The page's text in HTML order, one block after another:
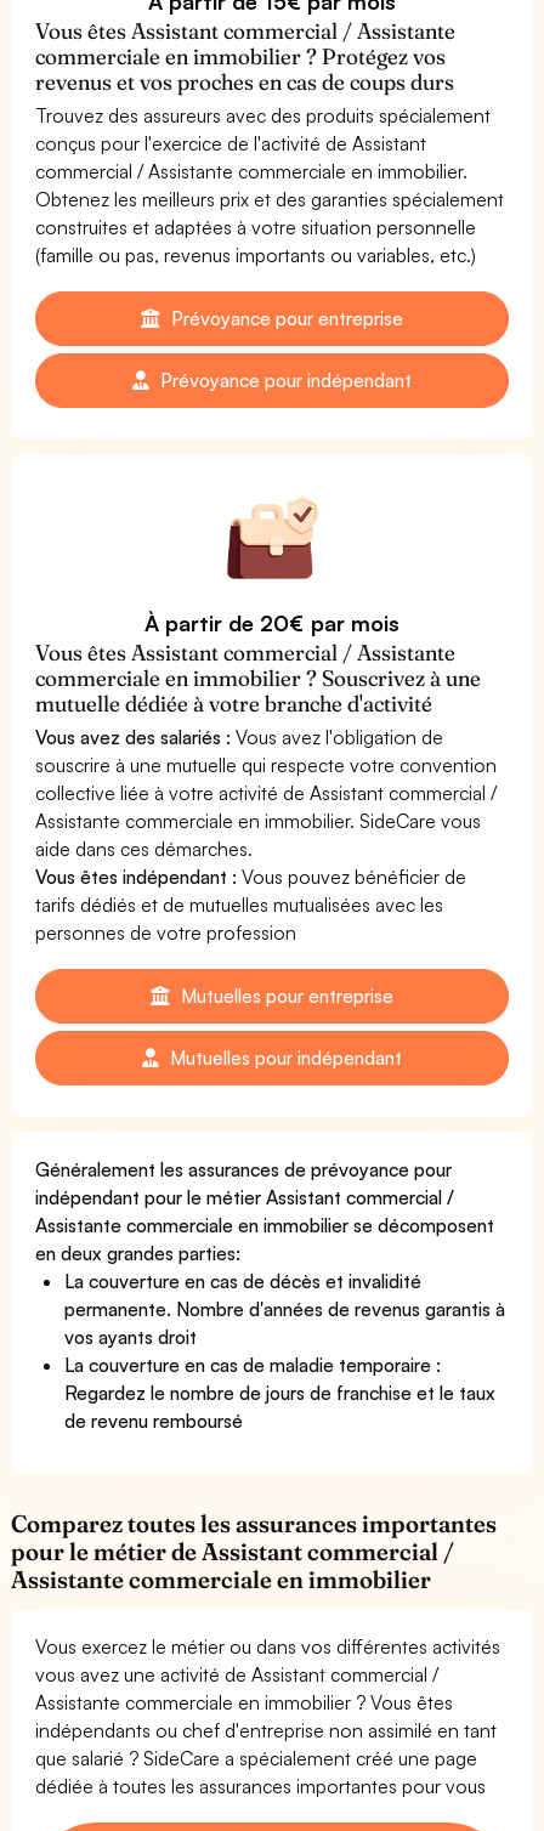
Vous êtes Assistant commercial / Assistante
commerciale en immobilier ? Protégez vos
revenus et vos proches en cas de coups durs
Trouvez des assureurs avec des produits spécialement
conçus pour l'exercice de l'activité de Assistant
commercial / Assistante commerciale en immobilier.
Obtenez les meilleurs prix et des garanties spécialement
construites et adaptées à votre situation personnelle
(famille ou pas, revenus importants ou variables, etc.)
Prévoyance pour entreprise
Prévoyance pour indépendant
À partir de 20€ par mois
Vous êtes Assistant commercial / Assistante
commerciale en immobilier ? Souscrivez à une
mutuelle dédiée à votre branche d'activité
Vous avez des salariés : Vous avez l'obligation de
souscrire à une mutuelle qui respecte votre convention
collective liée à votre activité de Assistant commercial /
Assistante commerciale en immobilier. SideCare vous
aide dans ces démarches.
Vous êtes indépendant : Vous pouvez bénéficier de
tarifs dédiés et de mutuelles mutualisées avec les
personnes de votre profession
Mutuelles pour entreprise
Mutuelles pour indépendant
Généralement les assurances de prévoyance pour
indépendant pour le métier Assistant commercial /
Assistante commerciale en immobilier se décomposent
en deux grandes parties:
La couverture en cas de décès et invalidité
permanente. Nombre d'années de revenus garantis à
vos ayants droit
La couverture en cas de maladie temporaire :
Regardez le nombre de jours de franchise et le taux
de revenu remboursé
Comparez toutes les assurances importantes
pour le métier de Assistant commercial /
Assistante commerciale en immobilier
Vous exercez le métier ou dans vos différentes activités
vous avez une activité de Assistant commercial /
Assistante commerciale en immobilier ? Vous êtes
indépendants ou chef d'entreprise non assimilé en tant
que salarié ? SideCare a spécialement créé une page
dédiée à toutes les assurances importantes pour vous